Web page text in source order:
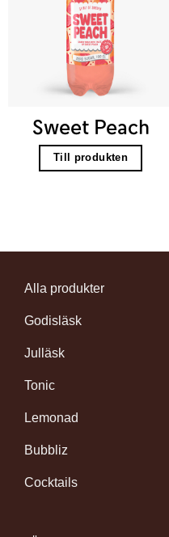
Sweet Peach
Till produkten
Alla produkter
Godisläsk
Julläsk
Tonic
Lemonad
Bubbliz
Cocktails